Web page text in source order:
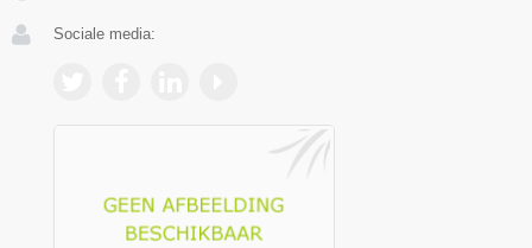
Sociale media: